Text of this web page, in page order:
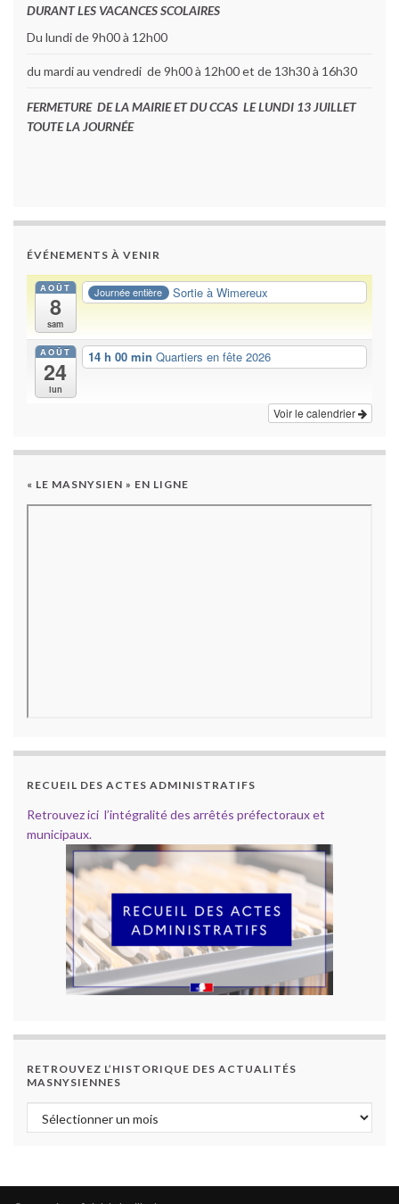
DURANT LES VACANCES SCOLAIRES
Du lundi de 9h00 à 12h00
du mardi au vendredi de 9h00 à 12h00 et de 13h30 à 16h30
FERMETURE DE LA MAIRIE ET DU CCAS LE LUNDI 13 JUILLET
TOUTE LA JOURNÉE
ÉVÉNEMENTS À VENIR
AOÛT
8
sam
Journée entière Sortie à Wimereux
AOÛT
24
lun
14 h 00 min Quartiers en fête 2026
Voir le calendrier
« LE MASNYSIEN » EN LIGNE
RECUEIL DES ACTES ADMINISTRATIFS
Retrouvez ici l’intégralité des arrêtés préfectoraux et
municipaux.
RETROUVEZ L’HISTORIQUE DES ACTUALITÉS
MASNYSIENNES
Retrouvez l’historique des actualités masnysiennes